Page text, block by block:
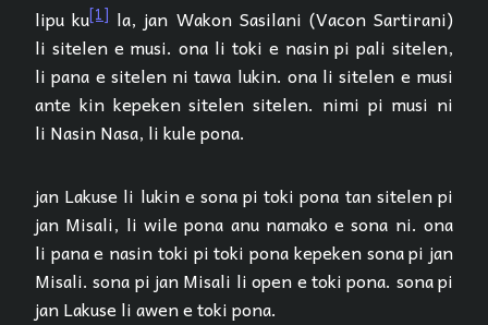
lipu ku[1]la, jan Wakon Sasilani (Vacon Sartirani)
li sitelen e musi. ona li toki e nasin pi pali sitelen,
li pana e sitelen ni tawa lukin. ona li sitelen e musi
ante kin kepeken sitelen sitelen. nimi pi musi ni
li Nasin Nasa, li kule pona.
jan Lakuse li lukin e sona pi toki pona tan sitelen pi
jan Misali, li wile pona anu namako e sona ni. ona
li pana e nasin toki pi toki pona kepeken sona pi jan
Misali. sona pi jan Misali li open e toki pona. sona pi
jan Lakuse li awen e toki pona.